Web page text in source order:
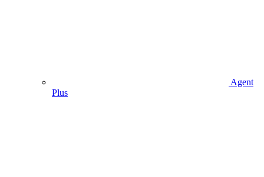
Agent
Plus